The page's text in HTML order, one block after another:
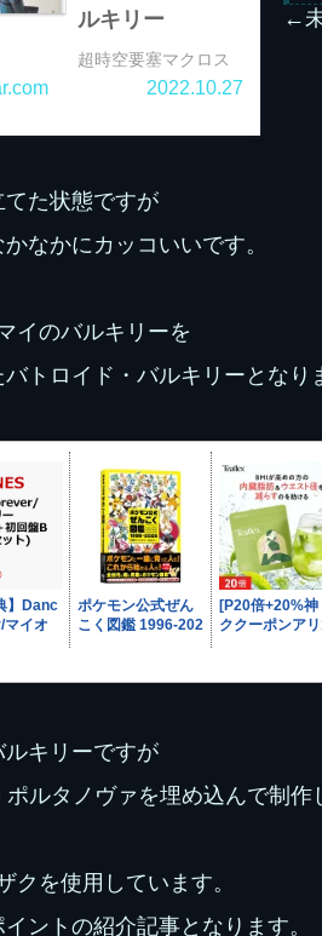
ルキリー
超時空要塞マクロス
イマイ 1/72 VF-1J 戦
ド・バルキリー
2022.10.27
←
てた状態ですが
なかにカッコいいです。
イのバルキリーを
トロイド・バルキリーとなり
キリーですが
ルタノヴァを埋め込んで制作
クを使用しています。
ントの紹介記事となります。